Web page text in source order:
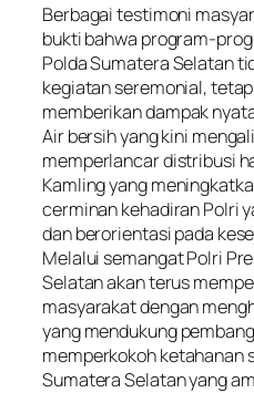
Berbagai testimoni
bukti bahwa program-
Polda Sumatera Selatan
kegiatan seremonial,
memberikan dampak
Air bersih yang kini
memperlancar distribusi
Kamling yang
cerminan kehadiran Polri
dan berorientasi pada
Melalui semangat Polri
Selatan akan terus
masyarakat dengan
yang mendukung
memperkokoh ketahanan
Sumatera Selatan yang